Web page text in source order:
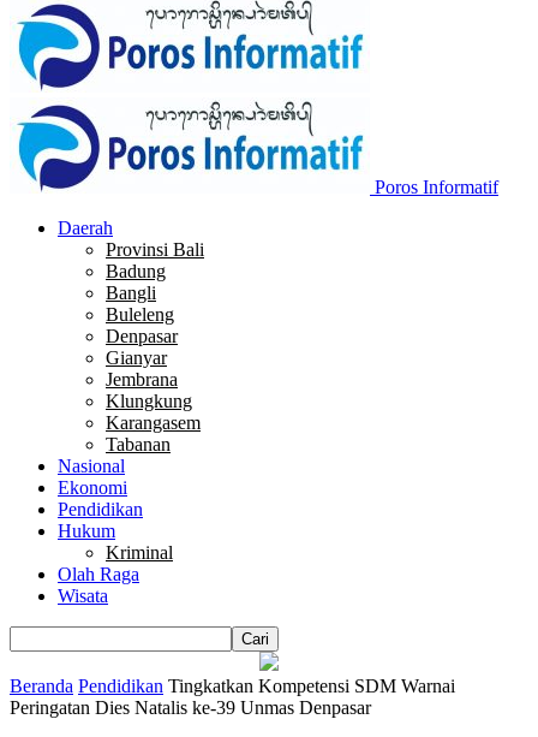
Poros Informatif
Daerah
Provinsi Bali
Badung
Bangli
Buleleng
Denpasar
Gianyar
Jembrana
Klungkung
Karangasem
Tabanan
Nasional
Ekonomi
Pendidikan
Hukum
Kriminal
Olah Raga
Wisata
Beranda Pendidikan Tingkatkan Kompetensi SDM Warnai
Peringatan Dies Natalis ke-39 Unmas Denpasar